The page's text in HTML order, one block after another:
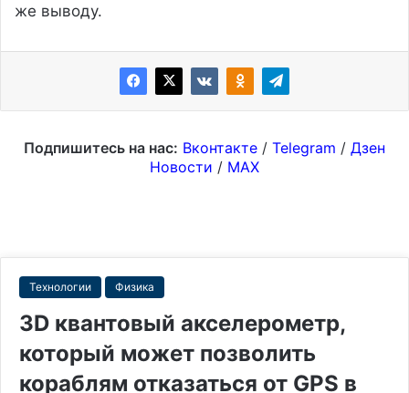
же выводу.
Подпишитесь на нас: Вконтакте / Telegram / Дзен
Новости / MAX